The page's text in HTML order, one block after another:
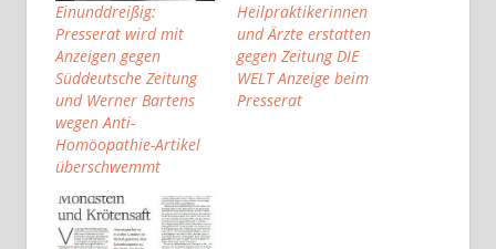
Einunddreißig:
Presserat wird mit
Anzeigen gegen
Süddeutsche Zeitung
und Werner Bartens
wegen Anti-
Homöopathie-Artikel
überschwemmt
Heilpraktikerinnen
und Ärzte erstatten
gegen Zeitung DIE
WELT Anzeige beim
Presserat